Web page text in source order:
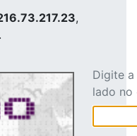
,
Digite
lado no